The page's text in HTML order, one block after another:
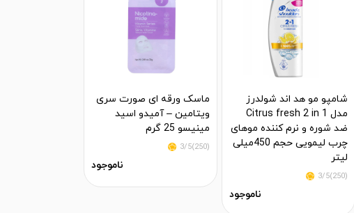
شامپو مو هد اند شولدرز
مدل Citrus fresh 2 in 1
ضد شوره و نرم کننده موهای
چرب لیمویی حجم 450میلی
لیتر
(250)3/5
ناموجود
ماسک ورقه ای صورت سری
ویتامین – آمیدو اسید
مینیسو 25 گرم
(250)3/5
ناموجود